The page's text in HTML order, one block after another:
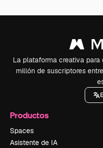
La plataforma creativa
millón de suscriptores
Productos
Spaces
Asistente de IA